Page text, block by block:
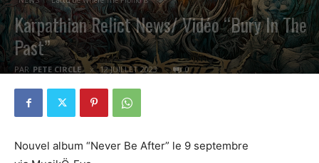
Karpathian Relict News/ Vidéo “Bury In The
Past”
PAR PETE CIRCLE 12 JUILLET 2023 0
Nouvel album “Never Be After” le 9 septembre